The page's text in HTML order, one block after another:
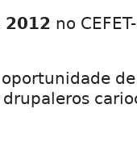
2012 no